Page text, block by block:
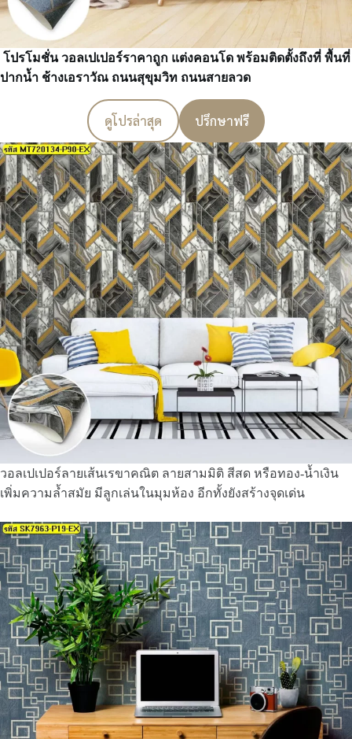
โปรโมชั่น วอลเปเปอร์ราคาถูก แต่งคอนโด พร้อมติดตั้งถึงที่ พื้นที่
ปากน้ำ ช้างเอราวัณ ถนนสุขุมวิท ถนนสายลวด
ดูโปรล่าสุด ปรึกษาฟรี
วอลเปเปอร์ลายเส้นเรขาคณิต ลายสามมิติ สีสด หรือทอง-น้ำเงิน
เพิ่มความล้ำสมัย มีลูกเล่นในมุมห้อง อีกทั้งยังสร้างจุดเด่น